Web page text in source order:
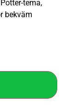
tema,
bekväm